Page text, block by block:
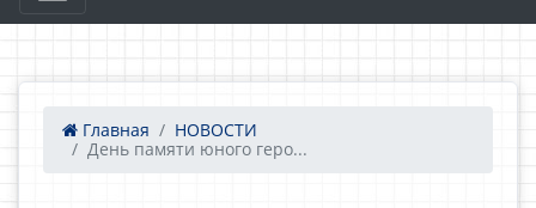
Главная
НОВОСТИ
День памяти юного геро...